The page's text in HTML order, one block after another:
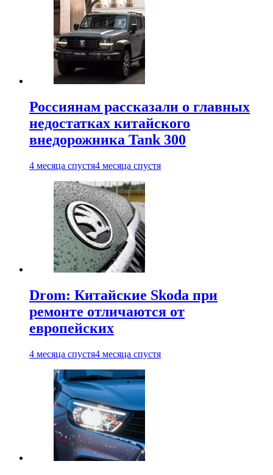
Россиянам рассказали о главных
недостатках китайского
внедорожника Tank 300
4 месяца спустя4 месяца спустя
Drom: Китайские Skoda при
ремонте отличаются от
европейских
4 месяца спустя4 месяца спустя